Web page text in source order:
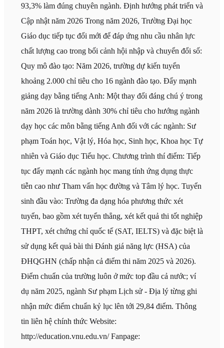
93,3% làm đúng chuyên ngành. Định hướng phát triển và
Cập nhật năm 2026 Trong năm 2026, Trường Đại học
Giáo dục tiếp tục đổi mới để đáp ứng nhu cầu nhân lực
chất lượng cao trong bối cảnh hội nhập và chuyển đổi số:
Quy mô đào tạo: Năm 2026, trường dự kiến tuyển
khoảng 2.000 chỉ tiêu cho 16 ngành đào tạo. Đẩy mạnh
giảng dạy bằng tiếng Anh: Một thay đổi đáng chú ý trong
năm 2026 là trường dành 30% chỉ tiêu cho hướng ngành
dạy học các môn bằng tiếng Anh đối với các ngành: Sư
phạm Toán học, Vật lý, Hóa học, Sinh học, Khoa học Tự
nhiên và Giáo dục Tiểu học. Chương trình thí điểm: Tiếp
tục đẩy mạnh các ngành học mang tính ứng dụng thực
tiễn cao như Tham vấn học đường và Tâm lý học. Tuyển
sinh đầu vào: Trường đa dạng hóa phương thức xét
tuyển, bao gồm xét tuyển thẳng, xét kết quả thi tốt nghiệp
THPT, xét chứng chỉ quốc tế (SAT, IELTS) và đặc biệt là
sử dụng kết quả bài thi Đánh giá năng lực (HSA) của
ĐHQGHN (chấp nhận cả điểm thi năm 2025 và 2026).
Điểm chuẩn của trường luôn ở mức top đầu cả nước; ví
dụ năm 2025, ngành Sư phạm Lịch sử - Địa lý từng ghi
nhận mức điểm chuẩn kỷ lục lên tới 29,84 điểm. Thông
tin liên hệ chính thức Website:
http://education.vnu.edu.vn/ Fanpage: